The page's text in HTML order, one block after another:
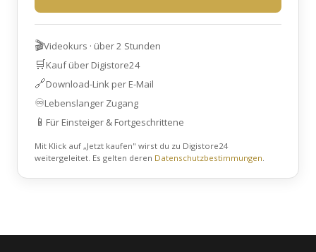
🎬Videokurs · über 2 Stunden
🛒Kauf über Digistore24
🔗Download-Link per E-Mail
♾️Lebenslanger Zugang
📱 Für Einsteiger & Fortgeschrittene
Mit Klick auf „Jetzt kaufen" wirst du zu Digistore24
weitergeleitet. Es gelten deren Datenschutzbestimmungen.